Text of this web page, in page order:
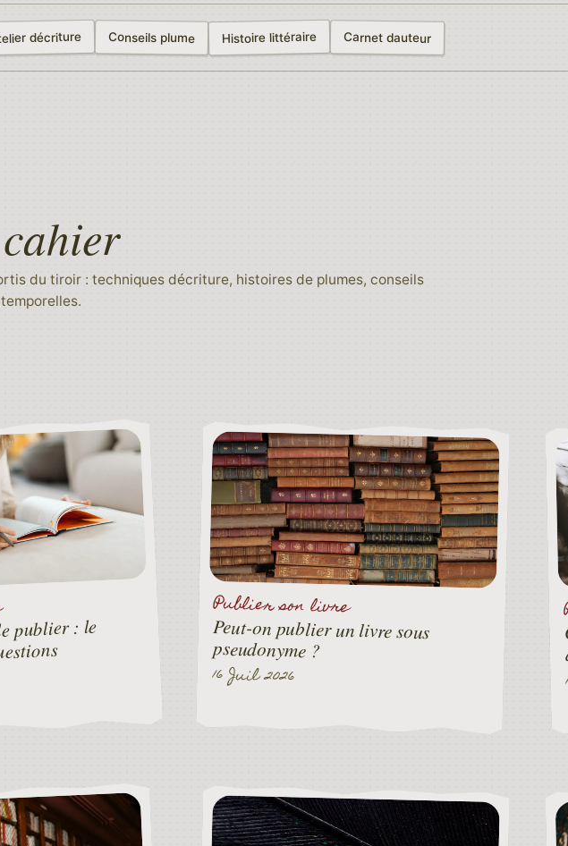
décriture Conseils plume Histoire littéraire Carnet dauteur
du tiroir : techniques décriture, histoires de plumes, conseils
publier : le
Publier son livre
Peut-on publier un livre sous
pseudonyme ?
16 Juil 2026